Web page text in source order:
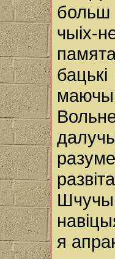
чыіх-
маючы
я